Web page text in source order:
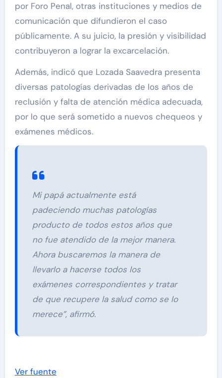
por Foro Penal, otras instituciones y medios de
comunicación que difundieron el caso
públicamente. A su juicio, la presión y visibilidad
contribuyeron a lograr la excarcelación.
Además, indicó que Lozada Saavedra presenta
diversas patologías derivadas de los años de
reclusión y falta de atención médica adecuada,
por lo que será sometido a nuevos chequeos y
exámenes médicos.
Mi papá actualmente está
padeciendo muchas patologías
producto de todos estos años que
no fue atendido de la mejor manera.
Ahora buscaremos la manera de
llevarlo a hacerse todos los
exámenes correspondientes y tratar
de que recupere la salud como se lo
merece”, afirmó.
Ver fuente